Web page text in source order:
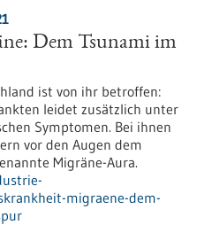
Dem Tsunami im
ist von ihr betroffen:
leidet zusätzlich unter
Symptomen. Bei ihnen
vor den Augen dem
Migräne-Aura.
migraene-dem-